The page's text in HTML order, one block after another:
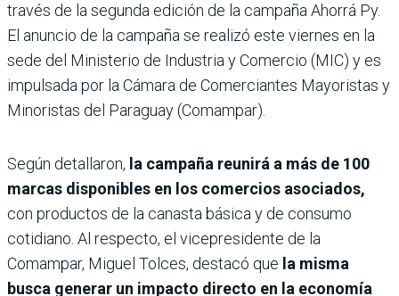
través de la segunda edición de la campaña Ahorrá Py.
El anuncio de la campaña se realizó este viernes en la
sede del Ministerio de Industria y Comercio (MIC) y es
impulsada por la Cámara de Comerciantes Mayoristas y
Minoristas del Paraguay (Comampar).
Según detallaron, la campaña reunirá a más de 100
marcas disponibles en los comercios asociados,
con productos de la canasta básica y de consumo
cotidiano. Al respecto, el vicepresidente de la
Comampar, Miguel Tolces, destacó que la misma
busca generar un impacto directo en la economía